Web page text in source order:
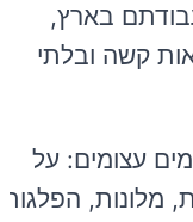
בארץ,
קשה ובלתי
עצומים: על
מלונות, הפלגות